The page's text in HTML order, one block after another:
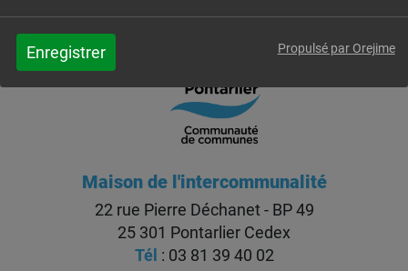
Enregistrer Propulsé par Orejime
Maison de l'intercommunalité
22 rue Pierre Déchanet - BP 49
25 301 Pontarlier Cedex
Tél : 03 81 39 40 02